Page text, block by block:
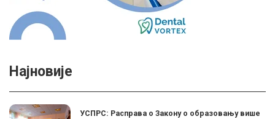
Најновије
УСПРС: Расправа о Закону о образовању више